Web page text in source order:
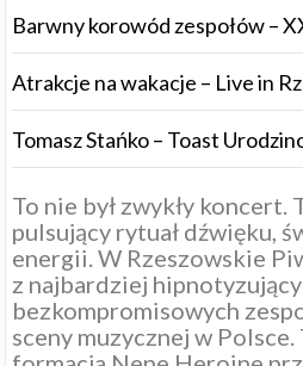
Barwny korowód zespołów –
Atrakcje na wakacje – Live in
Tomasz Stańko – Toast
To nie był zwykły koncert.
pulsujący rytuał dźwięku,
energii. W Rzeszowskie
z najbardziej
bezkompromisowych
sceny muzycznej w